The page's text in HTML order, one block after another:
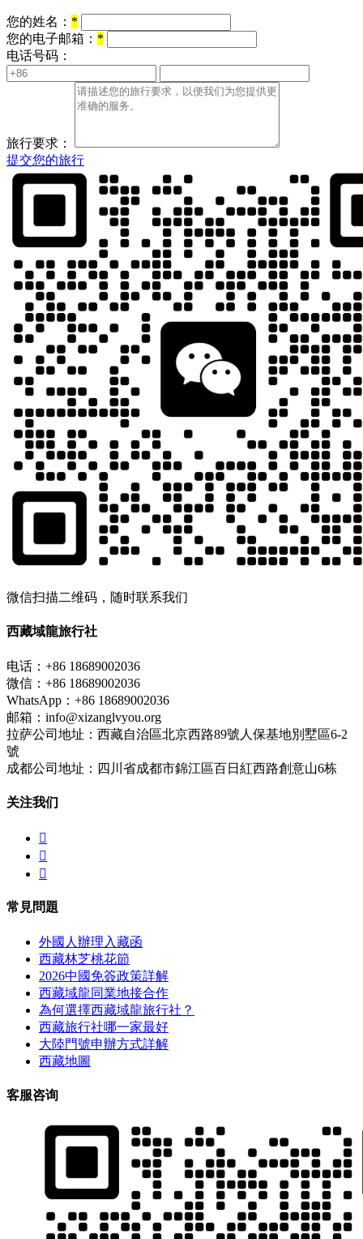
您的姓名： *
您的电子邮箱： *
电话号码：
旅行要求：
提交您的旅行
微信扫描二维码，随时联系我们
西藏域龍旅行社
电话：+86 18689002036
微信：+86 18689002036
WhatsApp：+86 18689002036
邮箱：info@xizanglvyou.org
拉萨公司地址：西藏自治區北京西路89號人保基地別墅區6-2
號
成都公司地址：四川省成都市錦江區百日紅西路創意山6栋
关注我们



常見問題
外國人辦理入藏函
西藏林芝桃花節
2026中國免簽政策詳解
西藏域龍同業地接合作
為何選擇西藏域龍旅行社？
西藏旅行社哪一家最好
大陸門號申辦方式詳解
西藏地圖
客服咨询